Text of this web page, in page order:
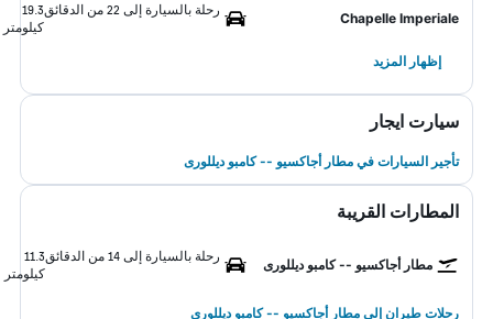
Chapelle Imperiale
رحلة بالسيارة إلى 22 من الدقائق
19.3
كيلومتر
إظهار المزيد
سيارت ايجار
تأجير السيارات في مطار أجاكسيو -- كامبو ديللورى
المطارات القريبة
مطار أجاكسيو -- كامبو ديللورى
رحلة بالسيارة إلى 14 من الدقائق
11.3
كيلومتر
رحلات طيران إلى مطار أجاكسيو -- كامبو ديللورى